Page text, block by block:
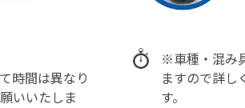
時間は異なり
いいたしま
※車種・混み
ますので詳し
す。